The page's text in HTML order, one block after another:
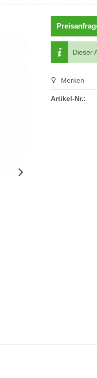
Dieser
Merken
Artikel-Nr.: